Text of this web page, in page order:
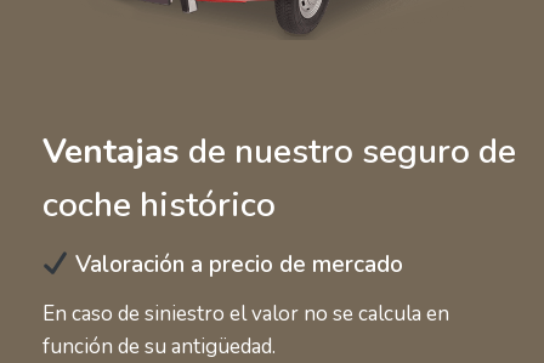
Ventajas de nuestro seguro de
coche histórico
Valoración a precio de mercado
En caso de siniestro el valor no se calcula en
función de su antigüedad.